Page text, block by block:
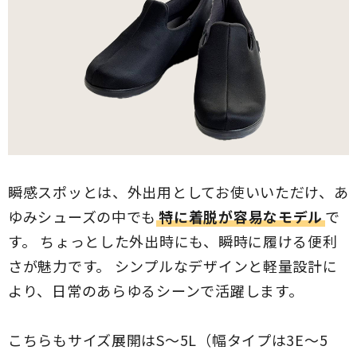
瞬感スポッとは、外出用としてお使いいただけ、あ
ゆみシューズの中でも特に着脱が容易なモデルで
す。 ちょっとした外出時にも、瞬時に履ける便利
さが魅力です。 シンプルなデザインと軽量設計に
より、日常のあらゆるシーンで活躍します。
こちらもサイズ展開はS～5L（幅タイプは3E～5